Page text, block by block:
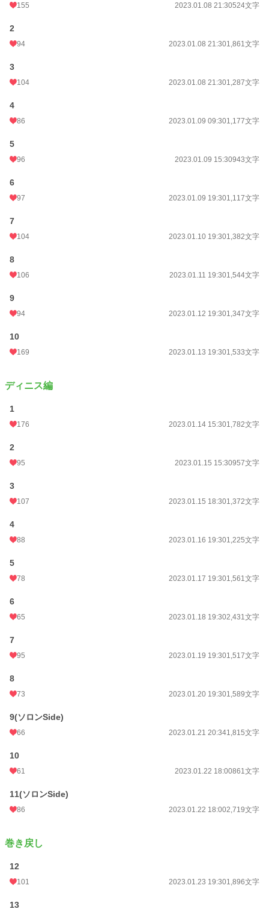
初回完結日時
月間ポイント
年間ポイント
累計ポイント
155 2023.01.08 21:30524文字
2
94 2023.01.08 21:301,861文字
3
104 2023.01.08 21:301,287文字
4
86 2023.01.09 09:301,177文字
5
96 2023.01.09 15:30943文字
6
97 2023.01.09 19:301,117文字
7
104 2023.01.10 19:301,382文字
8
106 2023.01.11 19:301,544文字
9
94 2023.01.12 19:301,347文字
10
169 2023.01.13 19:301,533文字
ディニス編
1
176 2023.01.14 15:301,782文字
2
95 2023.01.15 15:30957文字
3
107 2023.01.15 18:301,372文字
4
88 2023.01.16 19:301,225文字
5
78 2023.01.17 19:301,561文字
6
65 2023.01.18 19:302,431文字
7
95 2023.01.19 19:301,517文字
8
73 2023.01.20 19:301,589文字
9(ソロンSide)
66 2023.01.21 20:341,815文字
10
61 2023.01.22 18:00861文字
11(ソロンSide)
86 2023.01.22 18:002,719文字
巻き戻し
12
101 2023.01.23 19:301,896文字
13